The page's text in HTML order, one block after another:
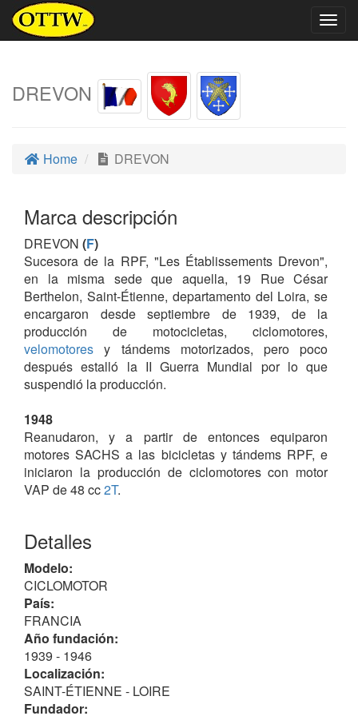
DREVON
Home DREVON
Marca descripción
DREVON (F)
Sucesora de la RPF, "Les Établissements Drevon",
en la misma sede que aquella, 19 Rue César
Berthelon, Saint-Étienne, departamento del Loira, se
encargaron desde septiembre de 1939, de la
producción de motocicletas, ciclomotores,
velomotores y tándems motorizados, pero poco
después estalló la II Guerra Mundial por lo que
suspendió la producción.
1948
Reanudaron, y a partir de entonces equiparon
motores SACHS a las bicicletas y tándems RPF, e
iniciaron la producción de ciclomotores con motor
VAP de 48 cc2T.
Emplearon además de los VAP (que fueron la
mayoría), los AMC, HIMO,
(Saint-Étienne)
montaron aquel primer año, (y ya no lo utilizaron
más).
La producción de ciclomotores, aquel primer año fue
1660 unidades y 430 velomotores, que en 1952
ascendieron a 667 velomotores, a las que se
sumaron 105 motocicletas.
Detalles
Modelo:
CICLOMOTOR
País:
FRANCIA
Año fundación:
1939 - 1946
Localización:
SAINT-ÉTIENNE - LOIRE
Fundador: